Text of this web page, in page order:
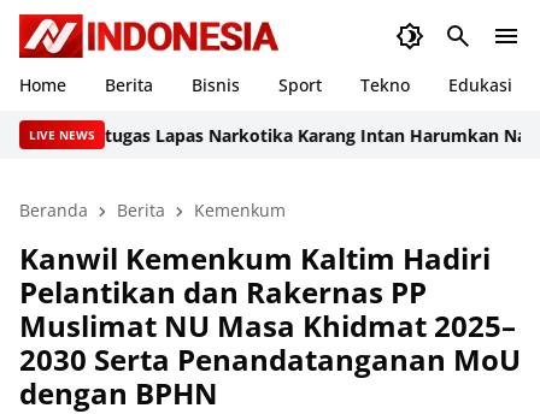
Home Berita Bisnis Sport Tekno Edukasi
LIVE NEWS
Petugas Lapas Narkotika Karang Intan Harumkan Nama
Beranda Berita Kemenkum
Kanwil Kemenkum Kaltim Hadiri
Pelantikan dan Rakernas PP
Muslimat NU Masa Khidmat 2025–
2030 Serta Penandatanganan MoU
dengan BPHN